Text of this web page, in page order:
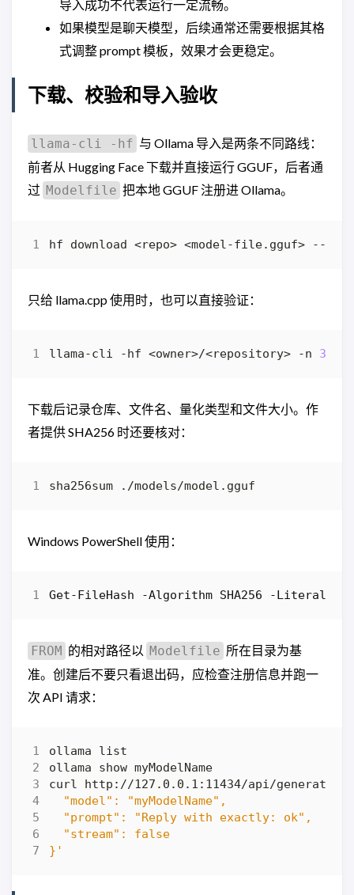
导入成功不代表运行一定流畅。
如果模型是聊天模型，后续通常还需要根据其格
式调整 prompt 模板，效果才会更稳定。
下载、校验和导入验收
llama-cli -hf 与 Ollama 导入是两条不同路线：
前者从 Hugging Face 下载并直接运行 GGUF，后者通
过 Modelfile 把本地 GGUF 注册进 Ollama。
只给 llama.cpp 使用时，也可以直接验证：
llama-cli -hf <owner>/<repository> -n 32
下载后记录仓库、文件名、量化类型和文件大小。作
者提供 SHA256 时还要核对：
Windows PowerShell 使用：
Get-FileHash -Algorithm SHA256 -
FROM 的相对路径以 Modelfile 所在目录为基
准。创建后不要只看退出码，应检查注册信息并跑一
次 API 请求：
curl http://127.0.0.1:11434/api/generate
}'